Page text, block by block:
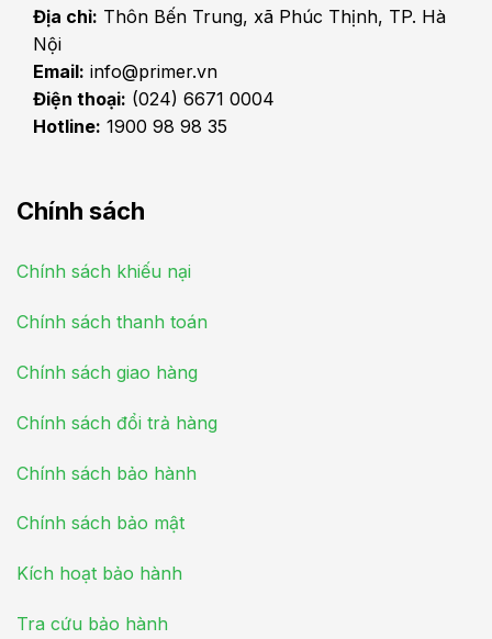
Địa chỉ: Thôn Bến Trung, xã Phúc Thịnh, TP. Hà
Nội
Email: info@primer.vn
Điện thoại: (024) 6671 0004
Hotline: 1900 98 98 35
Chính sách
Chính sách khiếu nại
Chính sách thanh toán
Chính sách giao hàng
Chính sách đổi trả hàng
Chính sách bảo hành
Chính sách bảo mật
Kích hoạt bảo hành
Tra cứu bảo hành